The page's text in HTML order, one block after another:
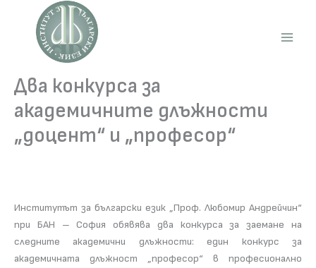
content
Два конкурса за
академичните длъжности
„доцент“ и „професор“
Институтът за български език „Проф. Любомир Андрейчин“
при БАН – София обявява два конкурса за заемане на
следните академични длъжности: един конкурс за
академичната длъжност „професор“ в професионално